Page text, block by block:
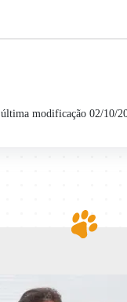
| última modificação 02/10/